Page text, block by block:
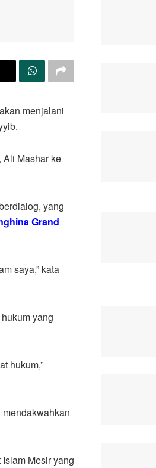
menjalani
Ali Mashar ke
yang
Grand
saya,” kata
yang
hukum,”
Mesir yang